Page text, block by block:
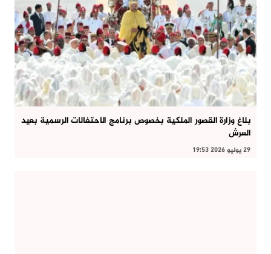
بلاغ وزارة القصور الملكية بخصوص برنامج الاحتفالات الرسمية بعيد
العرش
29 يوليو 2026 19:53